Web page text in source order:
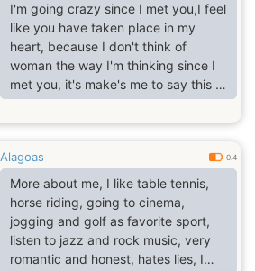
I'm going crazy since I met you,I feel
like you have taken place in my
heart, because I don't think of
woman the way I'm thinking since I
met you, it's make's me to say this to
you now, but I don't know how you
will feel it, I'm falling in love with you
Alagoas 0.4
More about me, I like table tennis,
horse riding, going to cinema,
jogging and golf as favorite sport,
listen to jazz and rock music, very
romantic and honest, hates lies, I